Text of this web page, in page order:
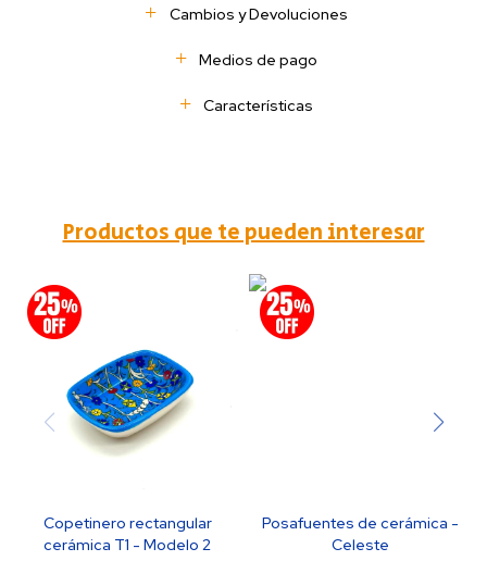
Cambios y Devoluciones
Medios de pago
Características
Productos que te pueden interesar
Copetinero rectangular
cerámica T1 - Modelo 2
Posafuentes de cerámica -
Celeste